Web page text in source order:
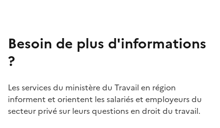
Besoin de plus d'informations
?
Les services du ministère du Travail en région
informent et orientent les salariés et employeurs du
secteur privé sur leurs questions en droit du travail.